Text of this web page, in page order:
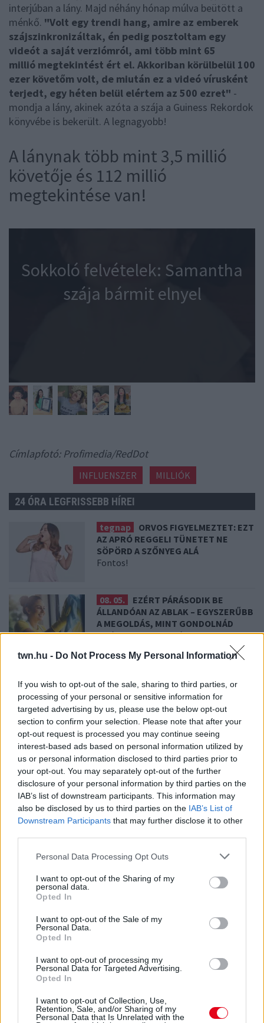
twn.hu - Do Not Process My Personal Information
If you wish to opt-out of the sale, sharing to third parties, or
processing of your personal or sensitive information for
targeted advertising by us, please use the below opt-out
section to confirm your selection. Please note that after your
opt-out request is processed you may continue seeing
interest-based ads based on personal information utilized by
us or personal information disclosed to third parties prior to
your opt-out. You may separately opt-out of the further
disclosure of your personal information by third parties on the
IAB’s list of downstream participants. This information may
also be disclosed by us to third parties on the IAB’s List of
Downstream Participants that may further disclose it to other
Please note that this website/app uses one or more Google
not limited to your visit or usage behaviour. You may click to
grant or deny consent to Google and its third-party tags to
use your data for below specified purposes in below Google
consent section.
Personal Data Processing Opt Outs
I want to opt-out of the Sharing of my
personal data.
Opted In
I want to opt-out of the Sale of my
Personal Data.
Opted In
I want to opt-out of processing my
Personal Data for Targeted Advertising.
Opted In
I want to opt-out of Collection, Use,
Retention, Sale, and/or Sharing of my
Personal Data that Is Unrelated with the
interjúban a lány. Majd néhány hónap múlva beütött a
ménkő. "Volt egy trendi hang, amire az emberek
szájszinkronizáltak, én pedig posztoltam egy
videót a saját verziómról, ami több mint 65
millió megtekintést ért el. Akkoriban körülbelül 100
ezer követőm volt, de miután ez a videó vírusként
terjedt, egy héten belül elértem az 500 ezret" -
mondja a lány, akinek azóta a szája a Guiness Rekordok
könyvébe is bekerült. A legnagyobb!
A lánynak több mint 3,5 millió
követője és 112 millió
megtekintése van!
Sokkoló felvételek: Samantha
szája bármit elnyel
Címlapfotó: Profimedia/RedDot
INFLUENSZER MILLIÓK
24 ÓRA LEGFRISSEBB HÍREI
tegnap
ORVOS FIGYELMEZTET: EZT
AZ APRÓ REGGELI TÜNETET NE
SÖPÖRD A SZŐNYEG ALÁ
Fontos!
08. 05.
EZÉRT PÁRÁSODIK BE
ÁLLANDÓAN AZ ABLAK – EGYSZERŰBB
A MEGOLDÁS, MINT GONDOLNÁD
Villámgyors megoldás
SZÓDABIKARBÓNÁVAL: EZZEL LESZ
ÚJRA CSILLOGÓ A VÍZKÖVES CSAP
A legjobb trükk
08. 03.
HA MINDIG EZT A MONDATOT
HASZNÁLOD, AZ RENDKÍVÜL MAGAS
ÉRZELMI INTELLIGENCIÁRA UTALHAT
Te szoktad?
08. 02.
SOKAN ROSSZUL TÁROLJÁK A GYÓGYSZEREIKET –
VITAMINHIÁNY – ILYEN JELEKRE FIGYELJ
Erre figyelj!
07. 31.
NEM A CITROMSAV, AZ ECET VAGY A
SZÓDABIKARBÓNA A LEGERŐSEBB: EZT HASZNÁLJÁK A
SZÁLLODÁKBAN A VÍZKŐ ELLEN
07. 31.
HAGYD A SÓT: EGY CSIPET EBBŐL A FŐZŐVÍZBE,
ÉS SOKKAL FINOMABB LESZ A FŐTT KRUMPLI
Titkos hozzávaló